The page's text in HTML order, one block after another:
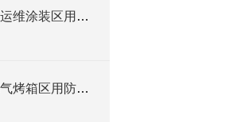
如何选择桥梁施工运维涂装区用防爆柜？
如何选择烘焙厂燃气烤箱区用防爆柜？